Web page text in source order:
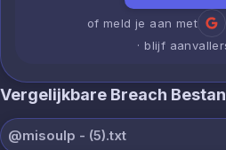
of meld je aan met
· blijf
Vergelijkbare Breach
@misoulp - (5).txt